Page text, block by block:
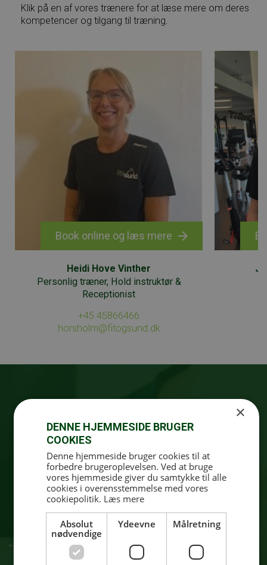
Klik på en af vores trænere for at læse mere om deres
kompetencer og tilgang til træning.
Book online og læs mere
Heidi Hove Vinther
Personlig træner, Hold instruktør &
Receptionist
+45 45866466
horsholm@fitogsund.dk
Claus
Mand! Du er blevet for tyk og doven. Du er holdt
op med at veje dig, og du får sidesting af at vaske
hår. Du ved, at du skal gøre noget; men du orker
det ikke. Og i øvrigt vejer rigtige mænd over 100
kilo, og sådan er det bare.
Jeg kender det alt, alt for godt. Jeg vejer stadig
×
DENNE HJEMMESIDE BRUGER
COOKIES
Denne hjemmeside bruger cookies til at
forbedre brugeroplevelsen. Ved at bruge
vores hjemmeside giver du samtykke til alle
cookies i overensstemmelse med vores
cookiepolitik. Læs mere
Absolut
nødvendige
Ydeevne Målretning